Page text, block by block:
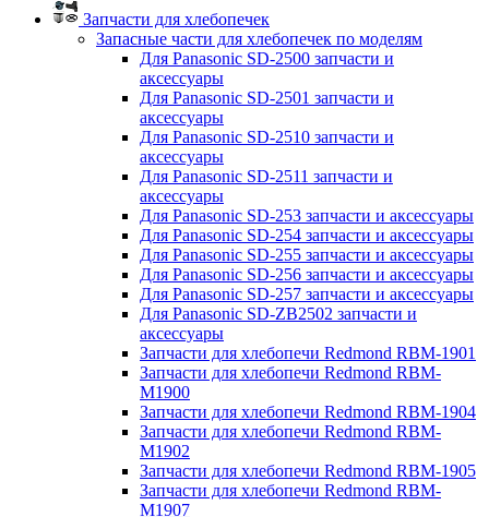
Запчасти для хлебопечек
Запасные части для хлебопечек по моделям
Для Panasonic SD-2500 запчасти и
аксессуары
Для Panasonic SD-2501 запчасти и
аксессуары
Для Panasonic SD-2510 запчасти и
аксессуары
Для Panasonic SD-2511 запчасти и
аксессуары
Для Panasonic SD-253 запчасти и аксессуары
Для Panasonic SD-254 запчасти и аксессуары
Для Panasonic SD-255 запчасти и аксессуары
Для Panasonic SD-256 запчасти и аксессуары
Для Panasonic SD-257 запчасти и аксессуары
Для Panasonic SD-ZB2502 запчасти и
аксессуары
Запчасти для хлебопечи Redmond RBM-1901
Запчасти для хлебопечи Redmond RBM-
M1900
Запчасти для хлебопечи Redmond RBM-1904
Запчасти для хлебопечи Redmond RBM-
M1902
Запчасти для хлебопечи Redmond RBM-1905
Запчасти для хлебопечи Redmond RBM-
M1907